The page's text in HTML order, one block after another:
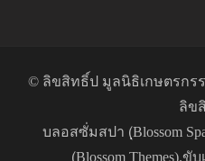
© ลิขสิทธิ์ป มูลนิธิเกษตรกร
ลิข
บลอสซั่มสปา (ฺBlossom
(ฺBlossom Themes).ขับ